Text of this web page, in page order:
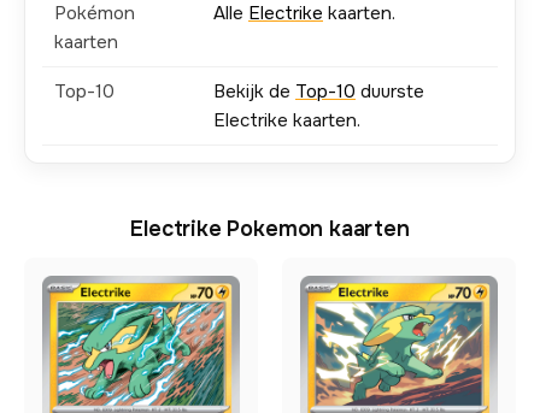
Pokémon
kaarten
Alle Electrike kaarten.
Top-10 Bekijk de Top-10 duurste
Electrike kaarten.
Electrike Pokemon kaarten